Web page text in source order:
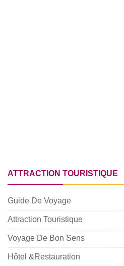
ATTRACTION TOURISTIQUE
Guide De Voyage
Attraction Touristique
Voyage De Bon Sens
Hôtel &Restauration